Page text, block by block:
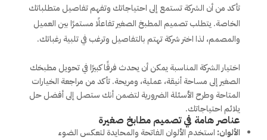
تأكد من أن الشركة تستمع إلى احتياجاتك وتفهم تفاصيل متطلباتك
الخاصة. يتطلب تصميم المطبخ الصغير تفاعلًا مستمرًا بين العميل
والمصمم، لذا اختر شركة تهتم بالتفاصيل وترغب في تلبية رغباتك.
اختيار الشركة المناسبة يمكن أن يحدث فرقًا كبيرًا في تحويل مطبخك
الصغير إلى مساحة أنيقة، عملية، ومريحة. تأكد من مراجعة الخيارات
المتاحة وطرح الأسئلة الضرورية لتضمن أنك ستصل إلى أفضل حل
يلائم احتياجاتك.
عناصر هامة في تصميم مطابخ صغيرة
الألوان: استخدم الألوان الفاتحة والمحايدة لتعكس الضوء